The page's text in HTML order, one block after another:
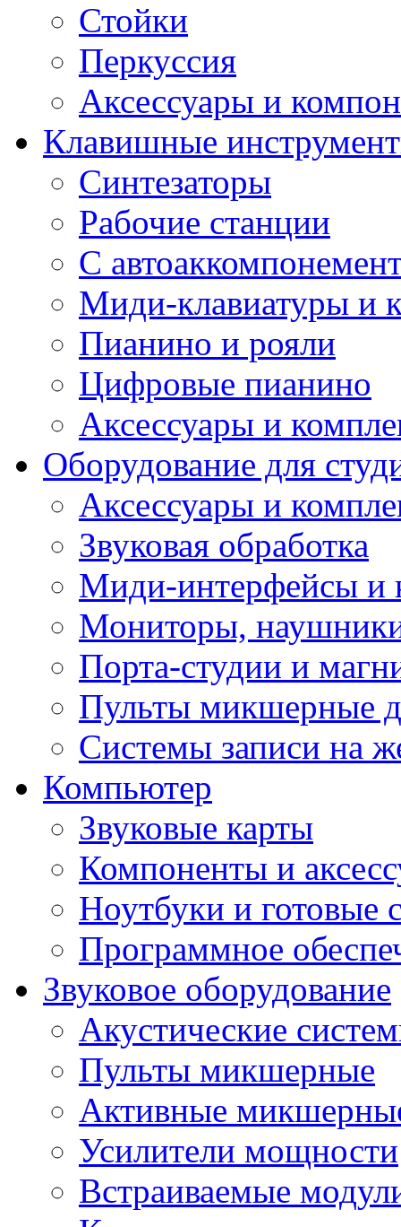
Стойки
Перкуссия
Аксессуары и
Клавишные
Синтезаторы
Рабочие станции
С
Миди-клавиатуры и
Пианино и рояли
Цифровые пианино
Аксессуары и
Оборудование для
Аксессуары и
Звуковая обработка
Миди-интерфейсы и
Мониторы,
Порта-студии и
Пульты микшерные
Системы записи на
Компьютер
Звуковые карты
Компоненты и
Ноутбуки и готовые
Программное
Звуковое оборудование
Акустические
Пульты микшерные
Активные
Усилители мощности
Встраиваемые